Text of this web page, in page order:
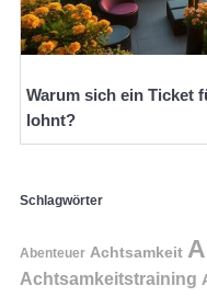
Warum sich ein Ticket
lohnt?
Schlagwörter
Abenteuer Achtsamkeit
Achtsamkeitstraining